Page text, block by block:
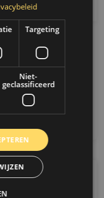
Onderhoud
Verbeter
dure
Targeting
Niet-
geclassificeerd